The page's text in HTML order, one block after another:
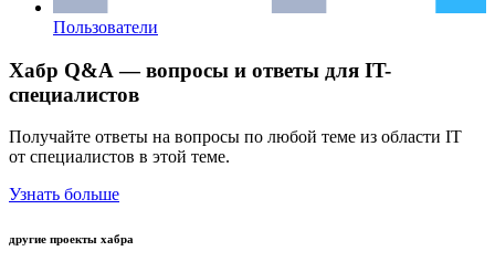
Пользователи
Хабр Q&A — вопросы и ответы для IT-
специалистов
Получайте ответы на вопросы по любой теме из области IT
от специалистов в этой теме.
Узнать больше
другие проекты хабра